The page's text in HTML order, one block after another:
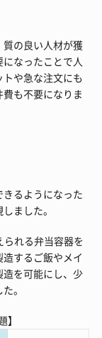
の良い人材が獲
なったことで人
や急な注文にも
も不要になりま
るようになった
ました。
れる弁当容器を
するご飯やメイ
を可能にし、少
。